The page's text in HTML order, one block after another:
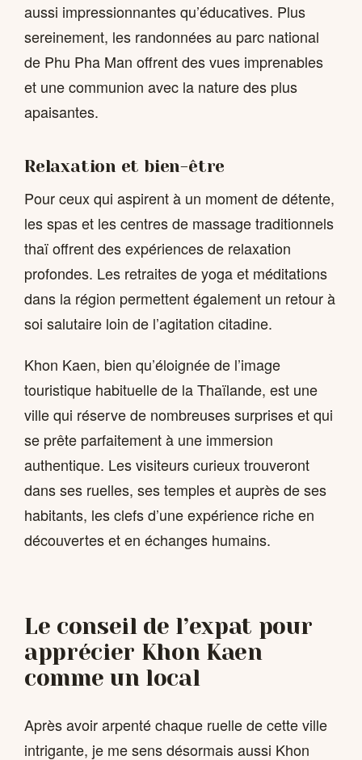
aussi impressionnantes qu’éducatives. Plus
sereinement, les randonnées au parc national
de Phu Pha Man offrent des vues imprenables
et une communion avec la nature des plus
apaisantes.
Relaxation et bien-être
Pour ceux qui aspirent à un moment de détente,
les spas et les centres de massage traditionnels
thaï offrent des expériences de relaxation
profondes. Les retraites de yoga et méditations
dans la région permettent également un retour à
soi salutaire loin de l’agitation citadine.
Khon Kaen, bien qu’éloignée de l’image
touristique habituelle de la Thaïlande, est une
ville qui réserve de nombreuses surprises et qui
se prête parfaitement à une immersion
authentique. Les visiteurs curieux trouveront
dans ses ruelles, ses temples et auprès de ses
habitants, les clefs d’une expérience riche en
découvertes et en échanges humains.
Le conseil de l’expat pour
apprécier Khon Kaen
comme un local
Après avoir arpenté chaque ruelle de cette ville
intrigante, je me sens désormais aussi Khon